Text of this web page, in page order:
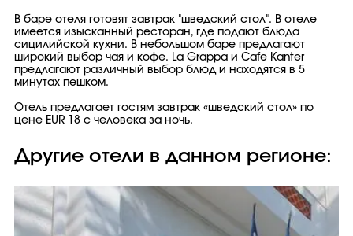
В баре отеля готовят завтрак "шведский стол". В отеле
имеется изысканный ресторан, где подают блюда
сицилийской кухни. В небольшом баре предлагают
широкий выбор чая и кофе. La Grappa и Cafe Kanter
предлагают различный выбор блюд и находятся в 5
минутах пешком.
Отель предлагает гостям завтрак «шведский стол» по
цене EUR 18 с человека за ночь.
Другие отели в данном регионе: